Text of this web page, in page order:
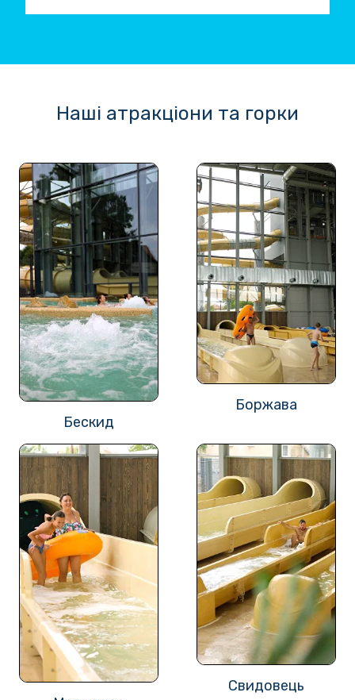
Наші атракціони та горки
Бескид
Боржава
Свидовець